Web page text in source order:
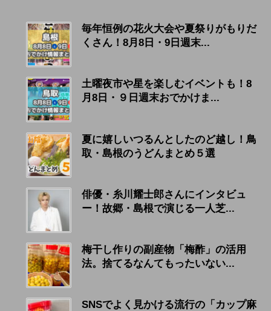
毎年恒例の花火大会や夏祭りがもりだ
くさん！8月8日・9日週末...
土曜夜市や星を楽しむイベントも！8
月8日・９日週末おでかけま...
夏に嬉しいつるんとしたのど越し！鳥
取・島根のうどんまとめ５選
俳優・糸川耀士郎さんにインタビュ
ー！故郷・島根で演じる一人芝...
梅干し作りの副産物「梅酢」の活用
法。捨てるなんてもったいない...
SNSでよく見かける流行の「カップ麻